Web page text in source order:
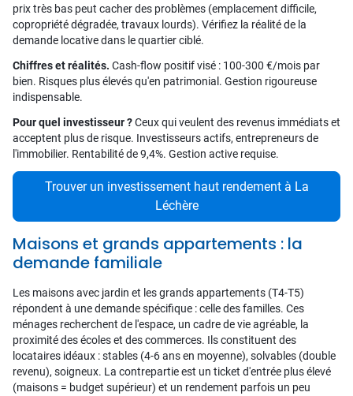
prix très bas peut cacher des problèmes (emplacement difficile,
copropriété dégradée, travaux lourds). Vérifiez la réalité de la
demande locative dans le quartier ciblé.
Chiffres et réalités. Cash-flow positif visé : 100-300 €/mois par
bien. Risques plus élevés qu'en patrimonial. Gestion rigoureuse
indispensable.
Pour quel investisseur ?Ceux qui veulent des revenus immédiats et
acceptent plus de risque. Investisseurs actifs, entrepreneurs de
l'immobilier. Rentabilité de 9,4%. Gestion active requise.
Trouver un investissement haut rendement à La
Léchère
Maisons et grands appartements : la
demande familiale
Les maisons avec jardin et les grands appartements (T4-T5)
répondent à une demande spécifique : celle des familles. Ces
ménages recherchent de l'espace, un cadre de vie agréable, la
proximité des écoles et des commerces. Ils constituent des
locataires idéaux : stables (4-6 ans en moyenne), solvables (double
revenu), soigneux. La contrepartie est un ticket d'entrée plus élevé
(maisons = budget supérieur) et un rendement parfois un peu